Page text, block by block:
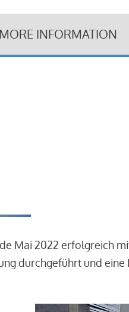
MORE INFORMATION
Mai 2022 erfolgreich
durchgeführt und